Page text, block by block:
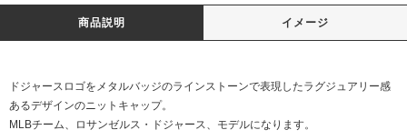
商品説明 イメージ
ドジャースロゴをメタルバッジのラインストーンで表現したラグジュアリー感
あるデザインのニットキャップ。
MLBチーム、ロサンゼルス・ドジャース、モデルになります。